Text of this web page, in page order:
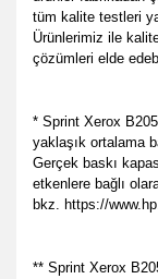
tüm kalite testleri
Ürünlerimiz ile
çözümleri elde
* Sprint Xerox
yaklaşık ortalama
Gerçek baskı
etkenlere bağlı
bkz. https://
** Sprint Xerox